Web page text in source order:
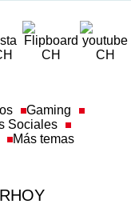
Gaming
Sociales
Más temas